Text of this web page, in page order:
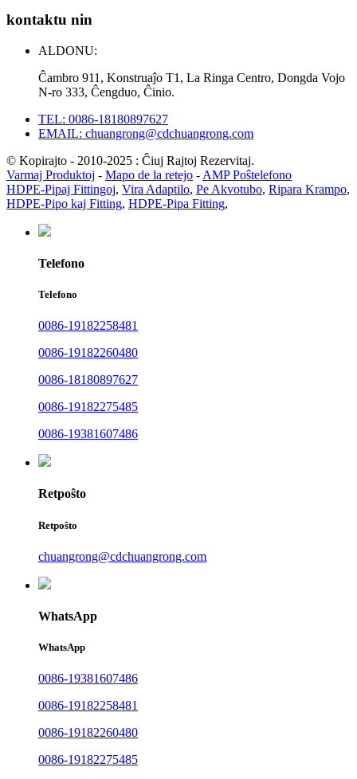
kontaktu nin
ALDONU:
Ĉambro 911, Konstruaĵo T1, La Ringa Centro, Dongda Vojo
N-ro 333, Ĉengduo, Ĉinio.
TEL: 0086-18180897627
EMAIL: chuangrong@cdchuangrong.com
© Kopirajto - 2010-2025 : Ĉiuj Rajtoj Rezervitaj.
Varmaj Produktoj - Mapo de la retejo - AMP Poŝtelefono
HDPE-Pipaj Fittingoj, Vira Adaptilo, Pe Akvotubo, Ripara Krampo,
HDPE-Pipo kaj Fitting, HDPE-Pipa Fitting,
Telefono
Telefono
0086-19182258481
0086-19182260480
0086-18180897627
0086-19182275485
0086-19381607486
Retpoŝto
Retpoŝto
chuangrong@cdchuangrong.com
WhatsApp
WhatsApp
0086-19381607486
0086-19182258481
0086-19182260480
0086-19182275485